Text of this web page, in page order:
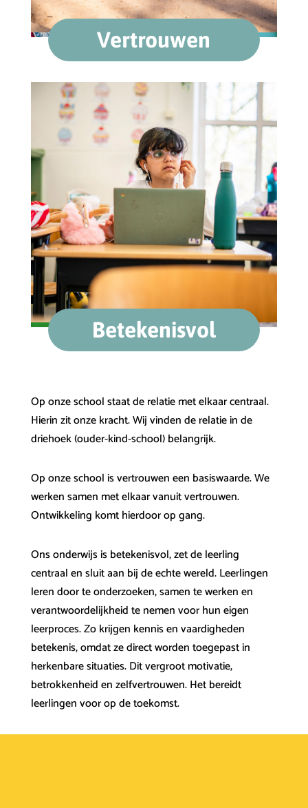
Vertrouwen
Betekenisvol
Op onze school staat de relatie met elkaar centraal.
Hierin zit onze kracht. Wij vinden de relatie in de
driehoek (ouder-kind-school) belangrijk.
Op onze school is vertrouwen een basiswaarde. We
werken samen met elkaar vanuit vertrouwen.
Ontwikkeling komt hierdoor op gang.
Ons onderwijs is betekenisvol, zet de leerling
centraal en sluit aan bij de echte wereld. Leerlingen
leren door te onderzoeken, samen te werken en
verantwoordelijkheid te nemen voor hun eigen
leerproces. Zo krijgen kennis en vaardigheden
betekenis, omdat ze direct worden toegepast in
herkenbare situaties. Dit vergroot motivatie,
betrokkenheid en zelfvertrouwen. Het bereidt
leerlingen voor op de toekomst.